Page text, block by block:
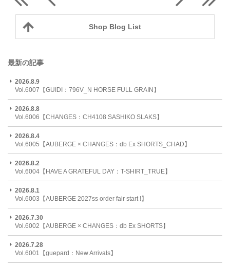
Shop Blog List
最新の記事
2026.8.9
Vol.6007【GUIDI：796V_N HORSE FULL GRAIN】
2026.8.8
Vol.6006【CHANGES：CH4108 SASHIKO SLAKS】
2026.8.4
Vol.6005【AUBERGE × CHANGES：db Ex SHORTS_CHAD】
2026.8.2
Vol.6004【HAVE A GRATEFUL DAY：T-SHIRT_TRUE】
2026.8.1
Vol.6003【AUBERGE 2027ss order fair start !】
2026.7.30
Vol.6002【AUBERGE × CHANGES：db Ex SHORTS】
2026.7.28
Vol.6001【guepard：New Arrivals】